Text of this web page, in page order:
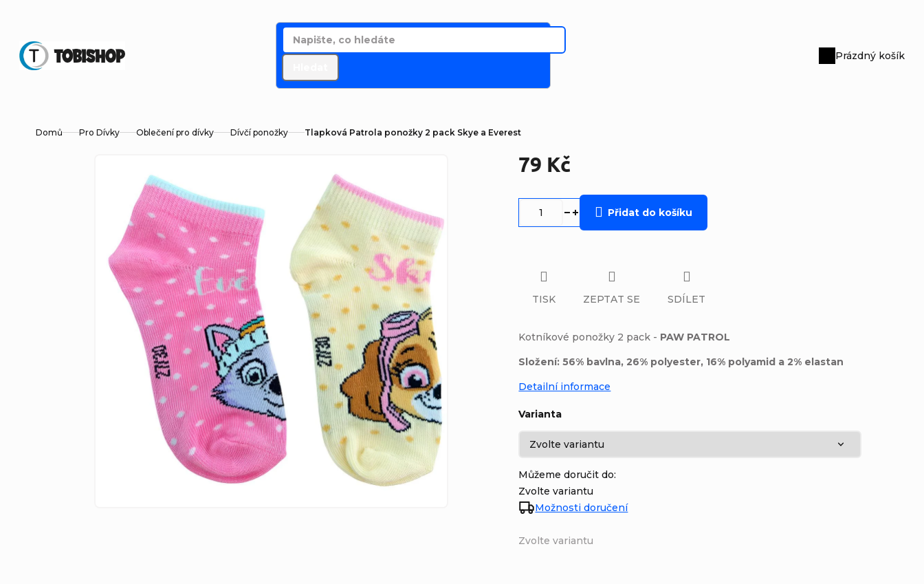
obsah
Nákupní
Prázdný košík
Domů Pro Dívky Oblečení pro dívky Dívčí ponožky Tlapková Patrola ponožky 2 pack Skye a Everest
79 Kč
Zvolte variantu
Varianta
Můžeme doručit do:
Zvolte variantu
Možnosti doručení
Přidat do košíku
Kotníkové ponožky 2 pack - PAW PATROL
Složení: 56% bavlna, 26% polyester, 16% polyamid a 2% elastan
Detailní informace
TISK ZEPTAT SE SDÍLET